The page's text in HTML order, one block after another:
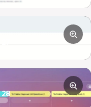
28